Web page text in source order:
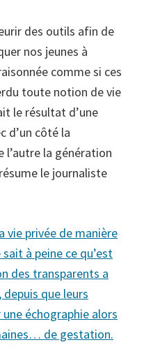
des outils afin de
nos jeunes à
comme si ces
toute notion de vie
le résultat d’une
d’un côté la
l’autre la génération
le journaliste
vie privée de manière
à peine ce qu’est
des transparents a
que leurs
échographie alors
de gestation.